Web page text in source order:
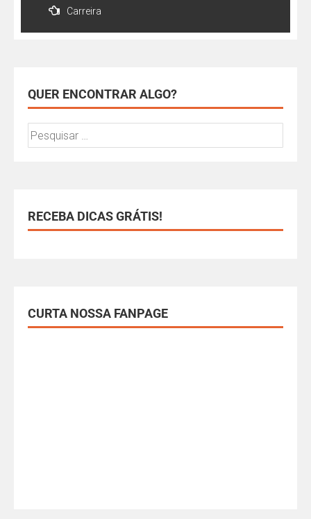
Carreira
QUER ENCONTRAR ALGO?
RECEBA DICAS GRÁTIS!
CURTA NOSSA FANPAGE